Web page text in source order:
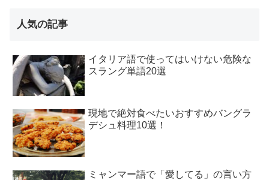
人気の記事
イタリア語で使ってはいけない危険な
スラング単語20選
現地で絶対食べたいおすすめバングラ
デシュ料理10選！
ミャンマー語で「愛してる」の言い方